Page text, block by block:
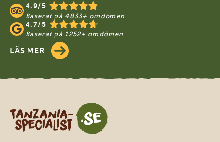
4.9/5
Baserat på 4833+ omdömen
4.7/5
Baserat på1252+ omdömen
LÄS MER
Tanzania Specialist